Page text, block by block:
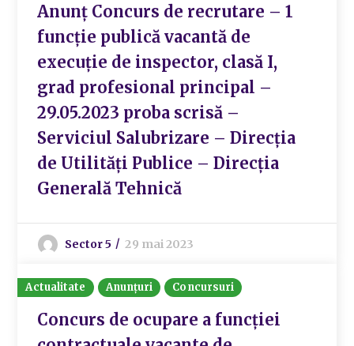
Anunț Concurs de recrutare – 1
funcție publică vacantă de
execuție de inspector, clasă I,
grad profesional principal –
29.05.2023 proba scrisă –
Serviciul Salubrizare – Direcția
de Utilități Publice – Direcția
Generală Tehnică
Sector 5 29 mai 2023
Actualitate Anunțuri Concursuri
Concurs de ocupare a funcției